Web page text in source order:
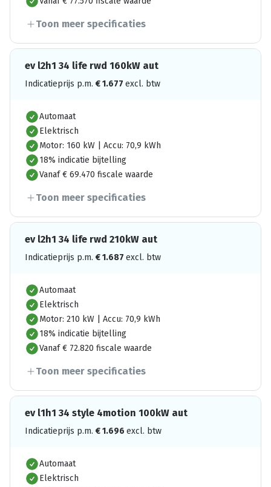
Toon meer specificaties
ev l2h1 34 life rwd 160kW aut
Indicatieprijs p.m. €1.677 excl. btw
Automaat
Elektrisch
Motor: 160 kW | Accu: 70,9 kWh
18% indicatie bijtelling
Vanaf € 69.470 fiscale waarde
Toon meer specificaties
ev l2h1 34 life rwd 210kW aut
Indicatieprijs p.m. €1.687 excl. btw
Automaat
Elektrisch
Motor: 210 kW | Accu: 70,9 kWh
18% indicatie bijtelling
Vanaf € 72.820 fiscale waarde
Toon meer specificaties
ev l1h1 34 style 4motion 100kW aut
Indicatieprijs p.m. €1.696 excl. btw
Automaat
Elektrisch